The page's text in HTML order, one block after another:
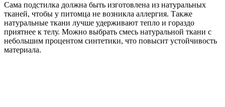
Сама подстилка должна быть изготовлена из натуральных
тканей, чтобы у питомца не возникла аллергия. Также
натуральные ткани лучше удерживают тепло и гораздо
приятнее к телу. Можно выбрать смесь натуральной ткани с
небольшим процентом синтетики, что повысит устойчивость
материала.